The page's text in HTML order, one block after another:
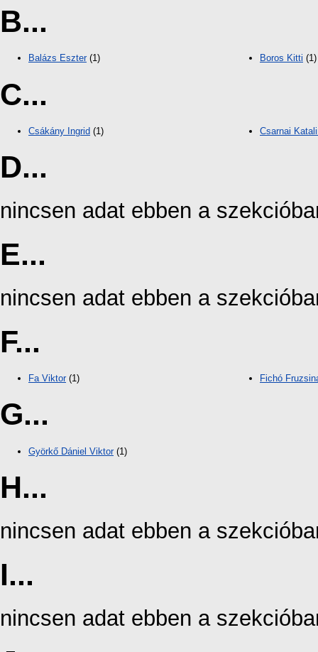
B...
Balázs Eszter(1) Boros Kitti (1)
C...
Csákány Ingrid (1) Csarnai
D...
nincsen adat ebben a
E...
nincsen adat ebben a
F...
Fa Viktor(1) Fichó
G...
Györkő Dániel Viktor(1)
H...
nincsen adat ebben a
I...
nincsen adat ebben a